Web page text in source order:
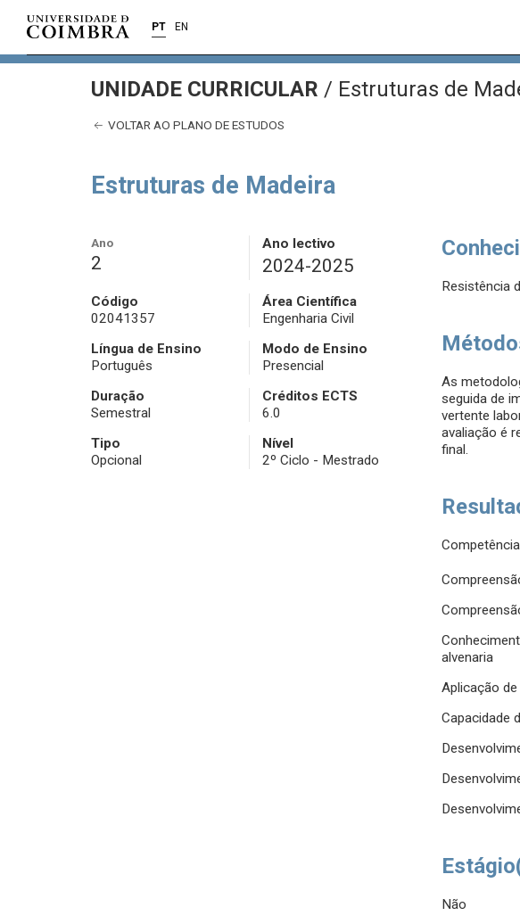
PT EN
UNIDADE CURRICULAR / Estruturas de
VOLTAR AO PLANO DE ESTUDOS
Estruturas de Madeira
Ano
2
Ano lectivo
2024-2025
Código
02041357
Área Científica
Engenharia Civil
Língua de Ensino
Português
Modo de Ensino
Presencial
Duração
Semestral
Créditos ECTS
6.0
Tipo
Opcional
Nível
2º Ciclo - Mestrado
Resistência
As
seguida de
vertente
avaliação é
final.
alvenaria
Aplicação
Capacidade
Não